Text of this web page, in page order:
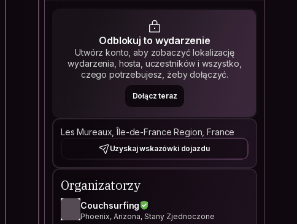
Odblokuj to wydarzenie
Utwórz konto, aby zobaczyć lokalizację
wydarzenia, hosta, uczestników i wszystko,
czego potrzebujesz, żeby dołączyć.
Dołącz teraz
Les Mureaux, Île-de-France Region, France
Uzyskaj wskazówki dojazdu
Organizatorzy
Couchsurfing
Phoenix, Arizona, Stany Zjednoczone